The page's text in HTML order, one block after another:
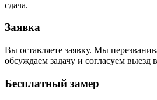
сдача.
Заявка
Вы оставляете заявку. Мы
обсуждаем задачу и согласуем
Бесплатный замер